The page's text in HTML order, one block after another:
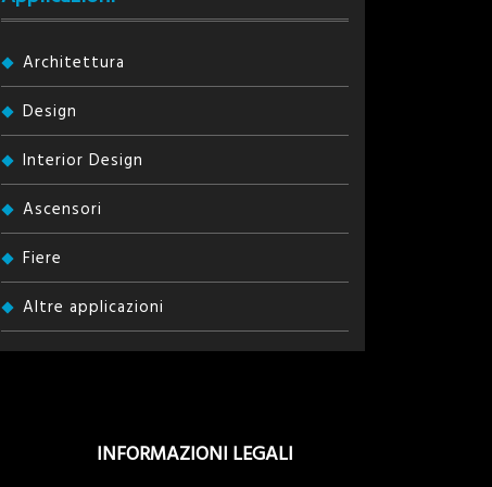
Architettura
Design
Interior Design
Ascensori
Fiere
Altre applicazioni
INFORMAZIONI LEGALI